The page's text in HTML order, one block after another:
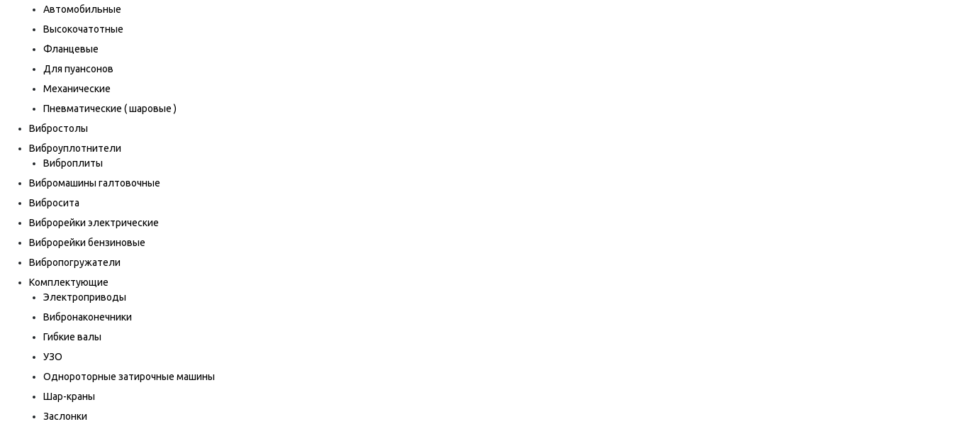
Автомобильные
Высокочатотные
Фланцевые
Для пуансонов
Механические
Пневматические ( шаровые )
Вибростолы
Виброуплотнители
Виброплиты
Вибромашины галтовочные
Вибросита
Виброрейки электрические
Виброрейки бензиновые
Вибропогружатели
Комплектующие
Электроприводы
Вибронаконечники
Гибкие валы
УЗО
Однороторные затирочные машины
Шар-краны
Заслонки